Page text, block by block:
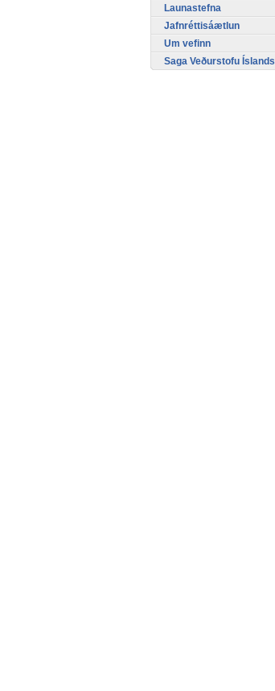
Launastefna
Jafnréttisáætlun
Um vefinn
Saga Veðurstofu Íslands